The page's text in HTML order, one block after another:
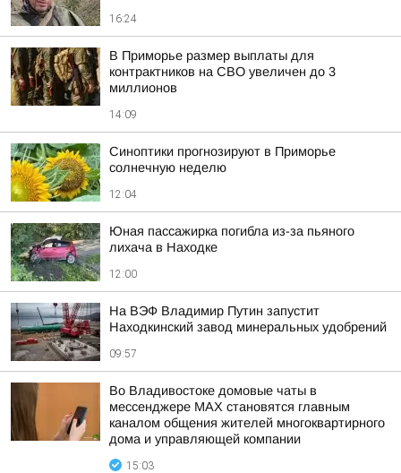
16:24
В Приморье размер выплаты для
контрактников на СВО увеличен до 3
миллионов
14:09
Синоптики прогнозируют в Приморье
солнечную неделю
12:04
Юная пассажирка погибла из-за пьяного
лихача в Находке
12:00
На ВЭФ Владимир Путин запустит
Находкинский завод минеральных удобрений
09:57
Во Владивостоке домовые чаты в
мессенджере МАХ становятся главным
каналом общения жителей многоквартирного
дома и управляющей компании
15:03